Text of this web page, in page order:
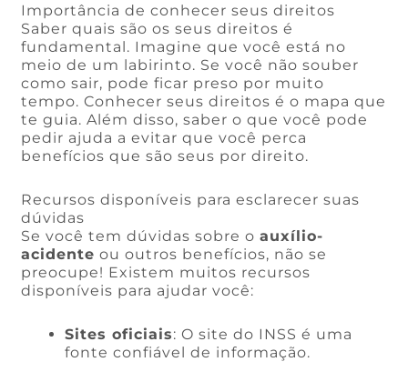
Importância de conhecer seus direitos
Saber quais são os seus direitos é
fundamental. Imagine que você está no
meio de um labirinto. Se você não souber
como sair, pode ficar preso por muito
tempo. Conhecer seus direitos é o mapa que
te guia. Além disso, saber o que você pode
pedir ajuda a evitar que você perca
benefícios que são seus por direito.
Recursos disponíveis para esclarecer suas
dúvidas
Se você tem dúvidas sobre oauxílio-
acidente ou outros benefícios, não se
preocupe! Existem muitos recursos
disponíveis para ajudar você:
Sites oficiais: O site do INSS é uma
fonte confiável de informação.